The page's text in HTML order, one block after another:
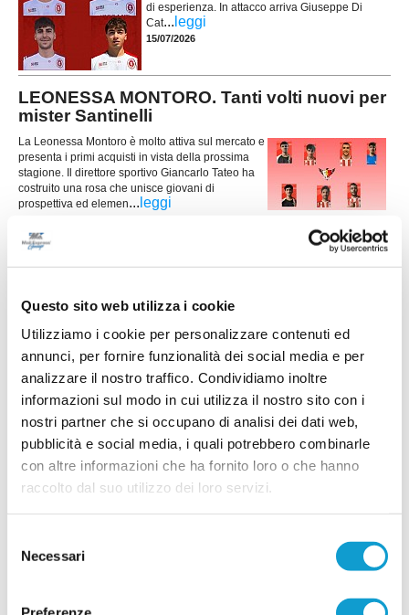
Questo sito web utilizza i cookie
Utilizziamo i cookie per personalizzare contenuti ed
annunci, per fornire funzionalità dei social media e per
analizzare il nostro traffico. Condividiamo inoltre
informazioni sul modo in cui utilizza il nostro sito con i
nostri partner che si occupano di analisi dei dati web,
pubblicità e social media, i quali potrebbero combinarle
con altre informazioni che ha fornito loro o che hanno
raccolto dal suo utilizzo dei loro servizi.
delNecessari
di esperienza. In attacco arriva Giuseppe Di
Cat... leggi
15/07/2026
LEONESSA MONTORO. Tanti volti nuovi per
mister Santinelli
La Leonessa Montoro è molto attiva sul mercato e
presenta i primi acquisti in vista della prossima
stagione. Il direttore sportivo Giancarlo Tateo ha
costruito una rosa che unisce giovani di
prospettiva ed elemen... leggi
VILLA MUSONE molto attivo sul mercato: le
Il Villa Musone prosegue la costruzione della
sulla continuità del gruppo e su alcuni innesti
mirati. La società gialloblù conferma gran parte
dell'ossatura della p ...leggi
15/07/2026
Vai all'edizione provinciale